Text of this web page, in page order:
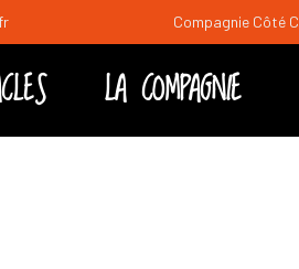
Compagnie Côté
LA COMPAGNIE